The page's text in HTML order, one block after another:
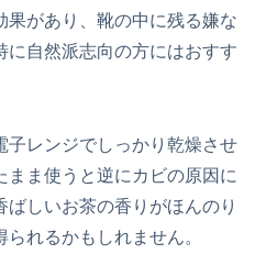
果があり、靴の中に残る嫌な
自然派志向の方にはおすす
子レンジでしっかり乾燥させ
ま使うと逆にカビの原因に
しいお茶の香りがほんのり
れるかもしれません。